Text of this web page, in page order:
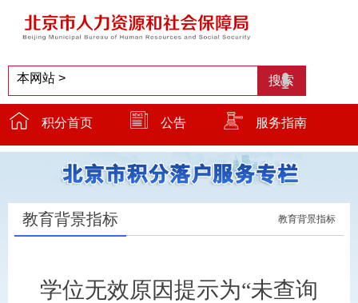
积分首页 公告 服务指南
服务窗口 温馨提示 小贴士
教育背景指标 教育背景指标
学位无效原因提示为“未查询